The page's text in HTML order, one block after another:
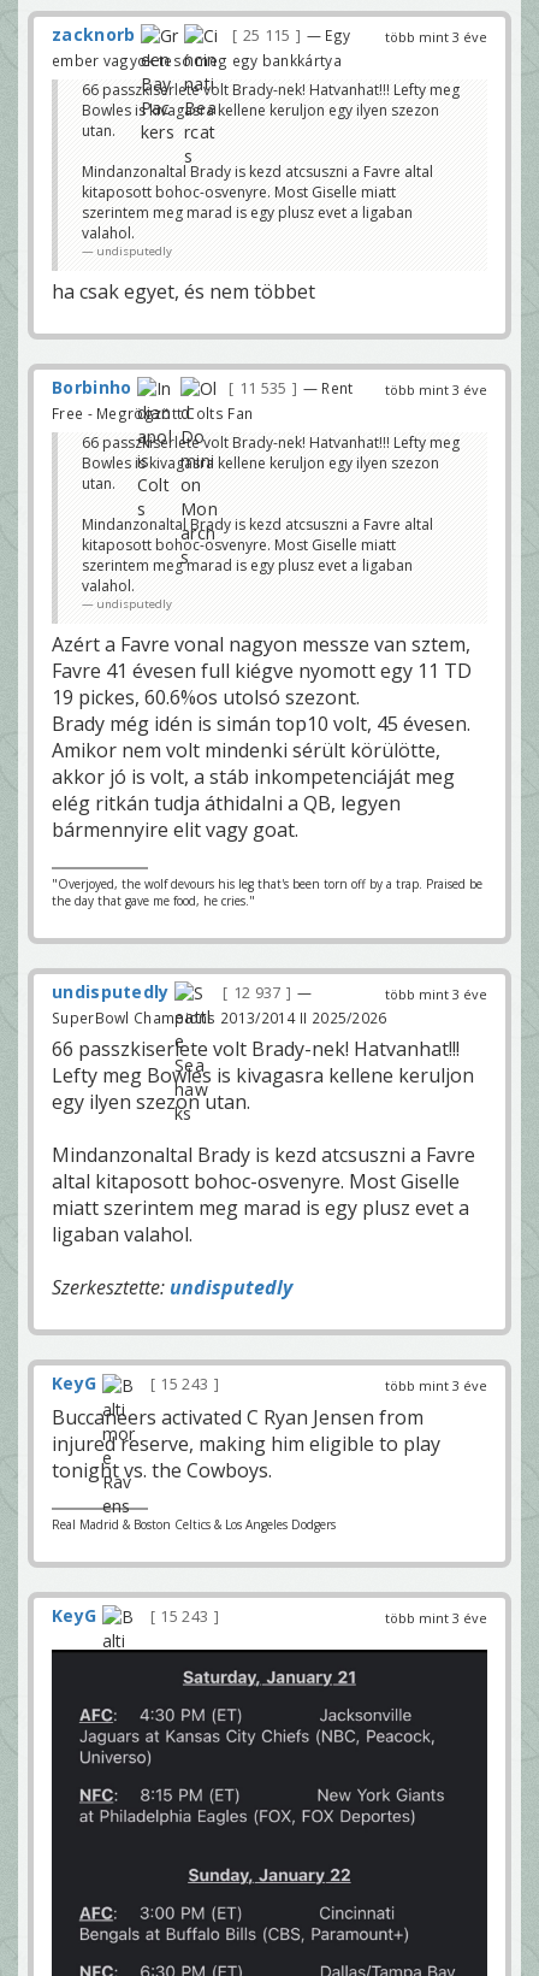
több mint 3 éve
zacknorb 25 115
— Egy
ember vagyok tesó meg egy bankkártya
66 passzkiserlete volt Brady-nek! Hatvanhat!!! Lefty meg
Bowles is kivagasra kellene keruljon egy ilyen szezon
utan.
Mindanzonaltal Brady is kezd atcsuszni a Favre altal
kitaposott bohoc-osvenyre. Most Giselle miatt
szerintem meg marad is egy plusz evet a ligaban
valahol.
undisputedly
ha csak egyet, és nem többet
több mint 3 éve
Borbinho 11 535
— Rent
Free - Megrögzött Colts Fan
66 passzkiserlete volt Brady-nek! Hatvanhat!!! Lefty meg
Bowles is kivagasra kellene keruljon egy ilyen szezon
utan.
Mindanzonaltal Brady is kezd atcsuszni a Favre altal
kitaposott bohoc-osvenyre. Most Giselle miatt
szerintem meg marad is egy plusz evet a ligaban
valahol.
undisputedly
Azért a Favre vonal nagyon messze van sztem,
Favre 41 évesen full kiégve nyomott egy 11 TD
19 pickes, 60.6%os utolsó szezont.
Brady még idén is simán top10 volt, 45 évesen.
Amikor nem volt mindenki sérült körülötte,
akkor jó is volt, a stáb inkompetenciáját meg
elég ritkán tudja áthidalni a QB, legyen
bármennyire elit vagy goat.
"Overjoyed, the wolf devours his leg that's been torn off by a trap. Praised be
the day that gave me food, he cries."
több mint 3 éve
undisputedly 12 937
—
SuperBowl Champions 2013/2014 II 2025/2026
66 passzkiserlete volt Brady-nek! Hatvanhat!!!
Lefty meg Bowles is kivagasra kellene keruljon
egy ilyen szezon utan.
Mindanzonaltal Brady is kezd atcsuszni a Favre
altal kitaposott bohoc-osvenyre. Most Giselle
miatt szerintem meg marad is egy plusz evet a
ligaban valahol.
Szerkesztette: undisputedly
több mint 3 éve
KeyG 15 243
Buccaneers activated C Ryan Jensen from
injured reserve, making him eligible to play
tonight vs. the Cowboys.
Real Madrid & Boston Celtics & Los Angeles Dodgers
több mint 3 éve
KeyG 15 243